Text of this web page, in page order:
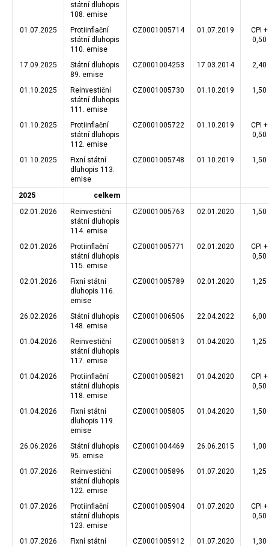
státní dluhopis
108. emise
01.07.2025
Protiinflační
státní dluhopis
110. emise
CZ0001005714 01.07.2019
CPI +
0,50
17.09.2025
Státní dluhopis
89. emise
CZ0001004253 17.03.2014 2,40
01.10.2025
Reinvestiční
státní dluhopis
111. emise
CZ0001005730 01.10.2019 1,50
01.10.2025
Protiinflační
státní dluhopis
112. emise
CZ0001005722 01.10.2019
CPI +
0,50
01.10.2025
Fixní státní
dluhopis 113.
emise
CZ0001005748 01.10.2019 1,50
2025
celkem
02.01.2026
Reinvestiční
státní dluhopis
114. emise
CZ0001005763 02.01.2020 1,50
02.01.2026
Protiinflační
státní dluhopis
115. emise
CZ0001005771 02.01.2020
CPI +
0,50
02.01.2026
Fixní státní
dluhopis 116.
emise
CZ0001005789 02.01.2020 1,25
26.02.2026
Státní dluhopis
148. emise
CZ0001006506 22.04.2022 6,00
01.04.2026
Reinvestiční
státní dluhopis
117. emise
CZ0001005813 01.04.2020 1,25
01.04.2026
Protiinflační
státní dluhopis
118. emise
CZ0001005821 01.04.2020
CPI +
0,50
01.04.2026
Fixní státní
dluhopis 119.
emise
CZ0001005805 01.04.2020 1,50
26.06.2026
Státní dluhopis
95. emise
CZ0001004469 26.06.2015 1,00
01.07.2026
Reinvestiční
státní dluhopis
122. emise
CZ0001005896 01.07.2020 1,25
01.07.2026
Protiinflační
státní dluhopis
123. emise
CZ0001005904 01.07.2020
CPI +
0,50
01.07.2026
Fixní státní
CZ0001005912 01.07.2020 1,30